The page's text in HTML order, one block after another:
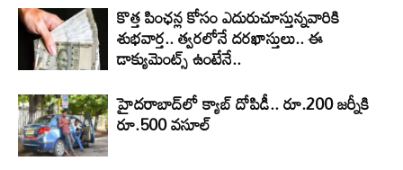
కొత్త పింఛన్ల కోసం ఎదురుచూస్తున్నవారికి
శుభవార్త.. త్వరలోనే దరఖాస్తులు.. ఈ
డాక్యుమెంట్స్ ఉంటేనే..
హైదరాబాద్‌లో క్యాబ్‌ దోపిడీ.. రూ.200 జర్నీకి
రూ.500 వసూల్